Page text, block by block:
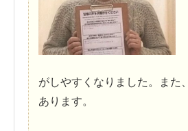
がしやすくなりました。また
あります。